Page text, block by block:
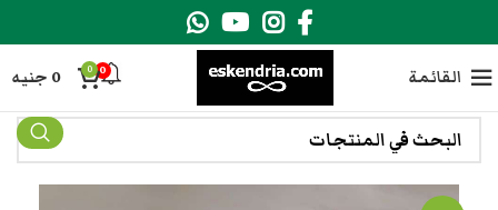
القائمة 0
0
0 جنيه